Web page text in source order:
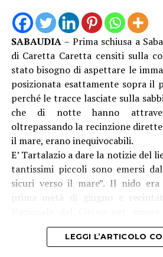
SABAUDIA– Prima schiusa a
di Caretta Caretta censiti sulla
stato bisogno di aspettare le
posizionata esattamente sopra il
perché le tracce lasciate sulla
che di notte hanno
oltrepassando la recinzione
il mare, erano inequivocabili.
E’ Tartalazio a dare la notizie del
tantissimi piccoli sono emersi
sicuri verso il mare”. Il nido
prima metà di giugno e
personale e dai volontari
protezione delle tartarughe.
LEGGI L’ARTICOLO